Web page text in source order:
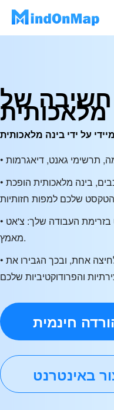
חשיבה של
מלאכותית
על ידי בינה מלאכותית
• מהערות פשוטות ועד תרשימים מורכבים, בינה מלאכותית הופכת
• שלוט בזרימת העבודה שלך: צ'אט AI עוזר לך לעצב דיאגרמות ללא
מאמץ.
• דמיינו ושתפו את הרעיונות שלכם בלחיצה אחת, ובכך הגבירו את
חינמית
באינטרנט